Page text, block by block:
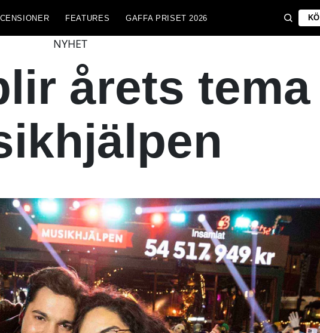
FEATURES GAFFA PRISET 2026
NYHET
årets tema